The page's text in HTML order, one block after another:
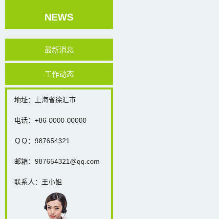
NEWS
最新消息
工作动态
地址：上海省徐汇市
电话：+86-0000-00000
ＱＱ：987654321
邮箱：987654321@qq.com
联系人：王小姐